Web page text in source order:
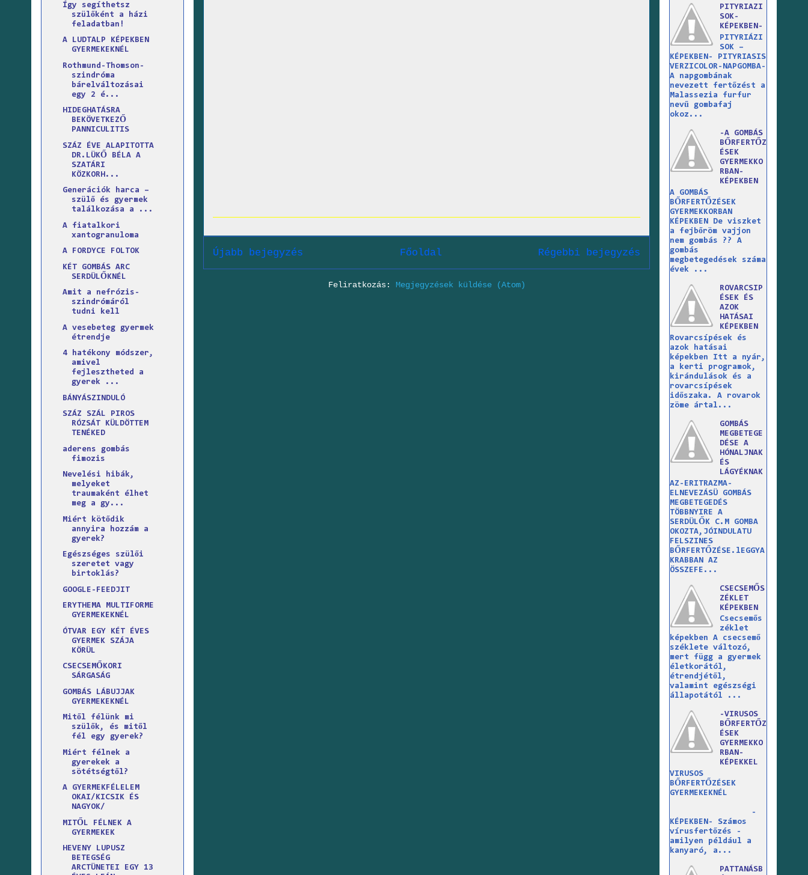
Újabb bejegyzés Régebbi bejegyzés
Főoldal
Feliratkozás: Megjegyzések küldése (Atom)
Így segíthetsz
szülőként a házi
feladatban!
A LUDTALP KÉPEKBEN
GYERMEKEKNÉL
Rothmund-Thomson-
szindróma
bárelváltozásai
egy 2 é...
HIDEGHATÁSRA
BEKÖVETKEZŐ
PANNICULITIS
SZÁZ ÉVE ALAPITOTTA
DR.LÜKŐ BÉLA A
SZATÁRI
KÖZKORH...
Generációk harca –
szülő és gyermek
találkozása a ...
A fiatalkori
xantogranuloma
A FORDYCE FOLTOK
KÉT GOMBÁS ARC
SERDÜLŐKNÉL
Amit a nefrózis-
szindrómáról
tudni kell
A vesebeteg gyermek
étrendje
4 hatékony módszer,
amivel
fejlesztheted a
gyerek ...
BÁNYÁSZINDULÓ
SZÁZ SZÁL PIROS
RÓZSÁT KÜLDÖTTEM
TENÉKED
aderens gombás
fimozis
Nevelési hibák,
melyeket
traumaként élhet
meg a gy...
Miért kötődik
annyira hozzám a
gyerek?
Egészséges szülői
szeretet vagy
birtoklás?
GOOGLE-FEEDJIT
ERYTHEMA MULTIFORME
GYERMEKEKNÉL
ÓTVAR EGY KÉT ÉVES
GYERMEK SZÁJA
KÖRÜL
CSECSEMŐKORI
SÁRGASÁG
GOMBÁS LÁBUJJAK
GYERMEKEKNÉL
Mitől félünk mi
szülők, és mitől
fél egy gyerek?
Miért félnek a
gyerekek a
sötétségtől?
A GYERMEKFÉLELEM
OKAI/KICSIK ÉS
NAGYOK/
MITŐL FÉLNEK A
GYERMEKEK
HEVENY LUPUSZ
BETEGSÉG
ARCTÜNETEI EGY 13
PITYRIAZI
SOK-
KÉPEKBEN-
PITYRIÁZI
SOK –
KÉPEKBEN- PITYRIASIS
VERZICOLOR-NAPGOMBA-
A napgombának
nevezett fertőzést a
Malassezia furfur
nevű gombafaj
okoz...
-A GOMBÁS
BŐRFERTŐZ
ÉSEK
GYERMEKKO
RBAN-
KÉPEKBEN
A GOMBÁS
BŐRFERTŐZÉSEK
GYERMEKKORBAN
KÉPEKBEN De viszket
a fejbőröm vajjon
nem gombás ?? A
gombás
megbetegedések száma
évek ...
ROVARCSIP
ÉSEK ÉS
AZOK
HATÁSAI
KÉPEKBEN
Rovarcsípések és
azok hatásai
képekben Itt a nyár,
a kerti programok,
kirándulások és a
rovarcsípések
időszaka. A rovarok
zöme ártal...
GOMBÁS
MEGBETEGE
DÉSE A
HÓNALJNAK
ÉS
LÁGYÉKNAK
AZ-ERITRAZMA-
ELNEVEZÁSÜ GOMBÁS
MEGBETEGEDÉS
TÖBBNYIRE A
SERDÜLŐK C.M GOMBA
OKOZTA,JÓINDULATU
FELSZINES
BŐRFERTŐZÉSE.lEGGYA
KRABBAN AZ
ÖSSZEFE...
CSECSEMŐS
ZÉKLET
KÉPEKBEN
Csecsemős
zéklet
képekben A csecsemő
széklete változó,
mert függ a gyermek
életkorától,
étrendjétől,
valamint egészségi
állapotától ...
-VIRUSOS
BŐRFERTŐZ
ÉSEK
GYERMEKKO
RBAN-
KÉPEKKEL
VIRUSOS
BŐRFERTŐZÉSEK
GYERMEKEKNÉL
-
KÉPEKBEN- Számos
vírusfertőzés -
amilyen például a
kanyaró, a...
PATTANÁSB